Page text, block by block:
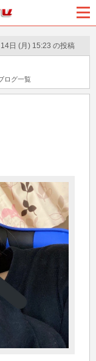
ュー
日 (月) 15:23 の投稿
ログ一覧